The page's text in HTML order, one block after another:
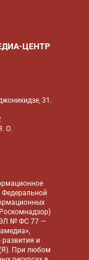
ЦЕНТР
31.
О.
Федеральной
ЭЛ № ФС 77 —
и
При любом